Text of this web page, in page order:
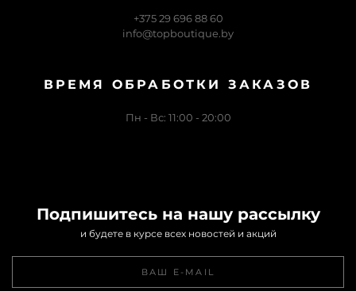
+375 29 696 88 60
info@topboutique.by
ВРЕМЯ ОБРАБОТКИ ЗАКАЗОВ
Пн - Вс: 11:00 - 20:00
Подпишитесь на нашу рассылку
и будете в курсе всех новостей и акций